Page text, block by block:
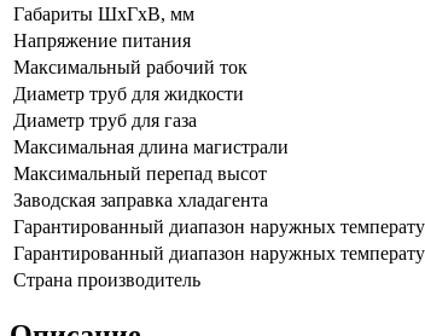
Габариты ШхГхВ, мм
Напряжение питания
Максимальный рабочий ток
Диаметр труб для жидкости
Диаметр труб для газа
Максимальная длина магистрали
Максимальный перепад высот
Заводская заправка хладагента
Гарантированный диапазон наружных
Гарантированный диапазон наружных
Страна производитель